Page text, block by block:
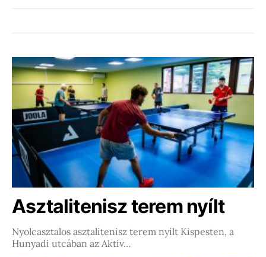
Asztalitenisz terem nyílt
Nyolcasztalos asztalitenisz terem nyílt Kispesten, a
Hunyadi utcában az Aktív…